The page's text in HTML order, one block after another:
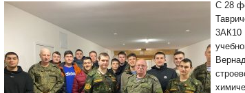
С 28
3АК10